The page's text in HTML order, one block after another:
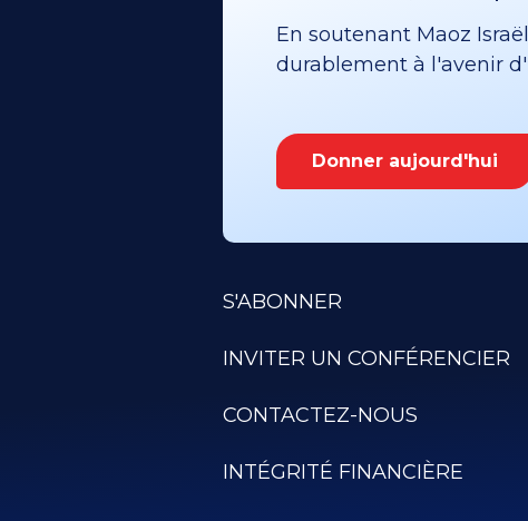
En soutenant Maoz
durablement à l'avenir
Donner aujourd'hui
S'ABONNER
INVITER UN CONFÉRENCIER
CONTACTEZ-NOUS
INTÉGRITÉ FINANCIÈRE